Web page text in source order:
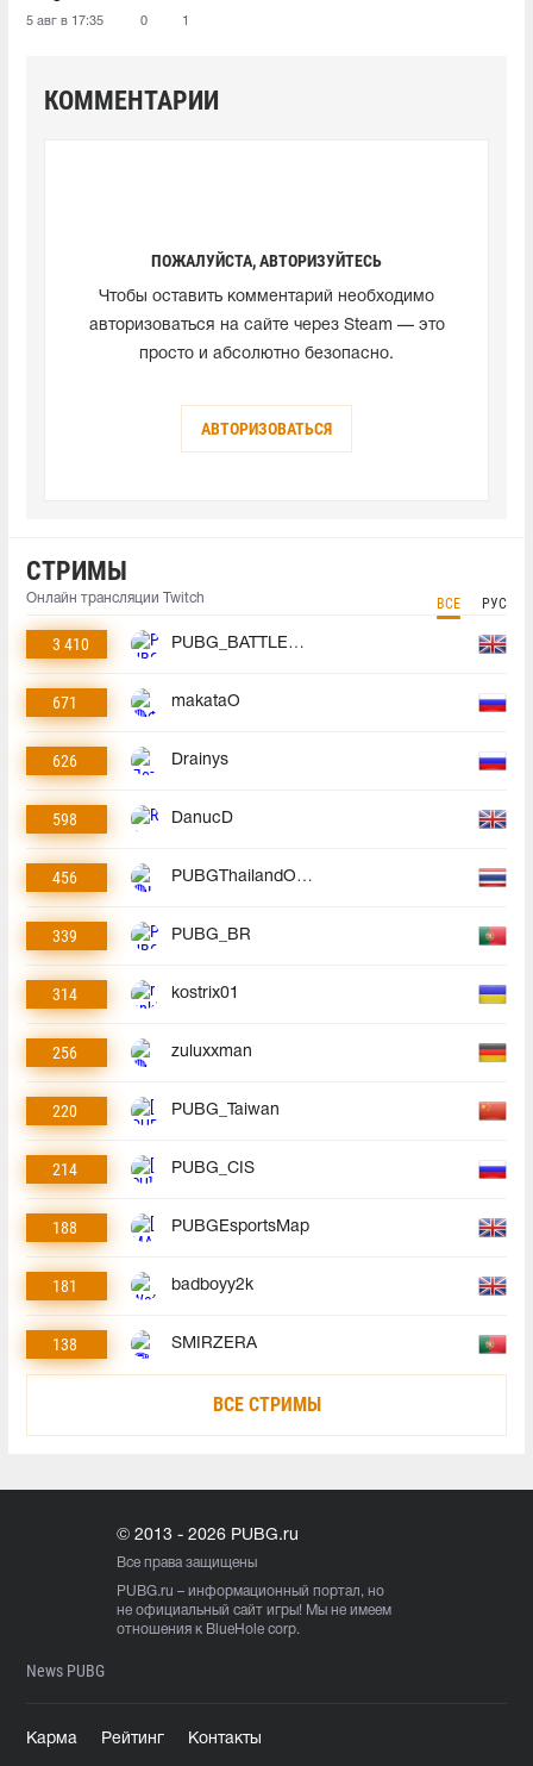
5 авг в 17:35 0 1
КОММЕНТАРИИ
ПОЖАЛУЙСТА, АВТОРИЗУЙТЕСЬ
Чтобы оставить комментарий необходимо
авторизоваться на сайте через Steam — это
просто и абсолютно безопасно.
АВТОРИЗОВАТЬСЯ
СТРИМЫ
Онлайн трансляции Twitch ВСЕ РУС
3 410 PUBG_BATTLEGROUNDS
671 makataO
626 Drainys
598 DanucD
456 PUBGThailandOfficial
339 PUBG_BR
314 kostrix01
256 zuluxxman
220 PUBG_Taiwan
214 PUBG_CIS
188 PUBGEsportsMap
181 badboyy2k
138 SMIRZERA
ВСЕ СТРИМЫ
© 2013 - 2026 PUBG.ru
Все права защищены
PUBG.ru – информационный портал, но
не официальный сайт игры! Мы не имеем
отношения к BlueHole corp.
News PUBG
Карма Рейтинг Контакты